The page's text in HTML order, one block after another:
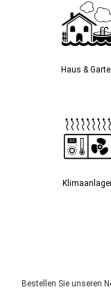
Haus &
Bestellen Sie unseren